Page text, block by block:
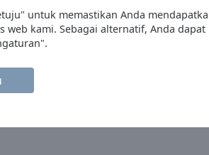
untuk memastikan Anda
web kami. Sebagai alternatif, Anda